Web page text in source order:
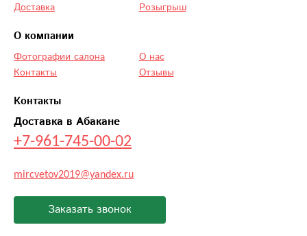
Контакты
Доставка в Абакане
+7-961-745-00-02
mircvetov2019@yandex.ru
Заказать звонок
Доставка
Розыгрыш
О компании
Фотографии салона
Контакты
О нас
Отзывы